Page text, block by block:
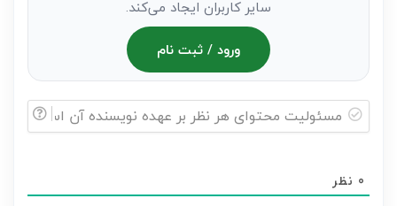
سایر کاربران ایجاد می‌کند.
ورود / ثبت نام
هر
0 نظر